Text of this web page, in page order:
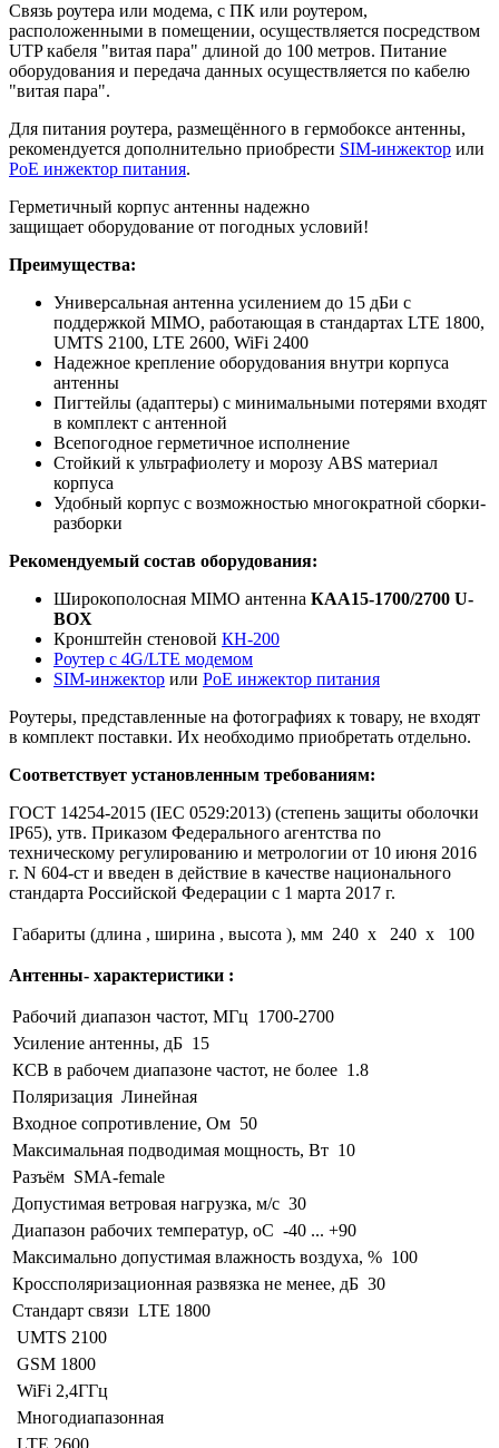
Связь роутера или модема, с ПК или роутером,
расположенными в помещении, осуществляется посредством
UTP кабеля "витая пара" длиной до 100 метров. Питание
оборудования и передача данных осуществляется по кабелю
"витая пара".
Для питания роутера, размещённого в гермобоксе антенны,
рекомендуется дополнительно приобрести SIM-инжектор или
PoE инжектор питания.
Герметичный корпус антенны надежно
защищает оборудование от погодных условий!
Преимущества:
Универсальная антенна усилением до 15 дБи с
поддержкой MIMO, работающая в стандартах LTE 1800,
UMTS 2100, LTE 2600, WiFi 2400
Надежное крепление оборудования внутри корпуса
антенны
Пигтейлы (адаптеры) с минимальными потерями входят
в комплект с антенной
Всепогодное герметичное исполнение
Стойкий к ультрафиолету и морозу ABS материал
корпуса
Удобный корпус с возможностью многократной сборки-
разборки
Рекомендуемый состав оборудования:
Широкополосная MIMO антенна КАА15-1700/2700 U-
BOX
Кронштейн стеновой КН-200
Роутер с 4G/LTE модемом
SIM-инжектор или PoE инжектор питания
Роутеры, представленные на фотографиях к товару, не входят
в комплект поставки. Их необходимо приобретать отдельно.
Соответствует установленным требованиям:
ГОСТ 14254-2015 (IEC 0529:2013) (степень защиты оболочки
IP65), утв. Приказом Федерального агентства по
техническому регулированию и метрологии от 10 июня 2016
г. N 604-ст и введен в действие в качестве национального
стандарта Российской Федерации с 1 марта 2017 г.
Габариты (длина , ширина , высота ), мм 240 x 240 x 100
Антенны- характеристики :
Рабочий диапазон частот, МГц 1700-2700
Усиление антенны, дБ 15
КСВ в рабочем диапазоне частот, не более 1.8
Поляризация Линейная
Входное сопротивление, Ом 50
Максимальная подводимая мощность, Вт 10
Разъём SMA-female
Допустимая ветровая нагрузка, м/с 30
Диапазон рабочих температур, оС -40 ... +90
Максимально допустимая влажность воздуха, % 100
Кроссполяризационная развязка не менее, дБ 30
Стандарт связи LTE 1800
UMTS 2100
GSM 1800
WiFi 2,4ГГц
Многодиапазонная